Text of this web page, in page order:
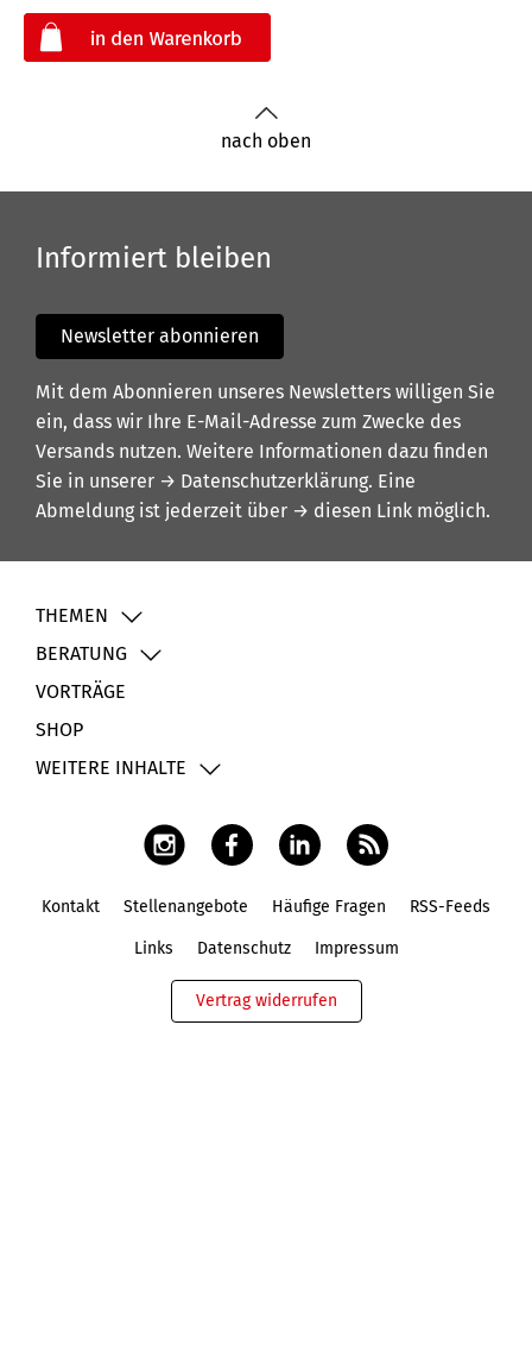
nach oben
Informiert bleiben
Newsletter abonnieren
Mit dem Abonnieren unseres Newsletters willigen Sie
ein, dass wir Ihre E-Mail-Adresse zum Zwecke des
Versands nutzen. Weitere Informationen dazu finden
Sie in unserer → Datenschutzerklärung. Eine
Abmeldung ist jederzeit über → diesen Link möglich.
THEMEN
BERATUNG
VORTRÄGE
SHOP
WEITERE INHALTE
Kontakt Stellenangebote Häufige Fragen RSS-Feeds
Links Datenschutz Impressum
Vertrag widerrufen